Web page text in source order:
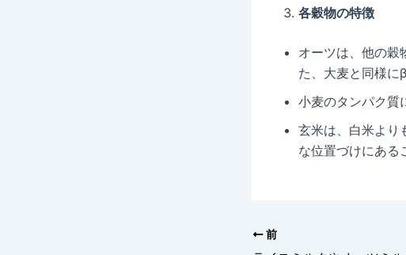
各穀物の特徴
オーツは、他の穀
た、大麦と同様に
小麦のタンパク質
玄米は、白米より
な位置づけにある
前